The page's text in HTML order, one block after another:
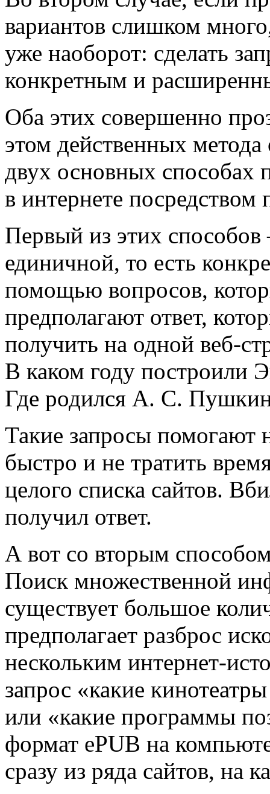
вариантов слишком
уже наоборот: сделать
конкретным и
Оба этих совершенно
этом действенных
двух основных способах
в интернете посредством
Первый из этих
единичной, то есть
помощью вопросов,
предполагают ответ,
получить на одной веб-
В каком году построили
Где родился А. С.
Такие запросы
быстро и не тратить
целого списка сайтов.
получил ответ.
А вот со вторым
Поиск множественной
существует большое
предполагает разброс
нескольким интернет-
запрос «какие
или «какие программы
формат ePUB на
сразу из ряда сайтов, на